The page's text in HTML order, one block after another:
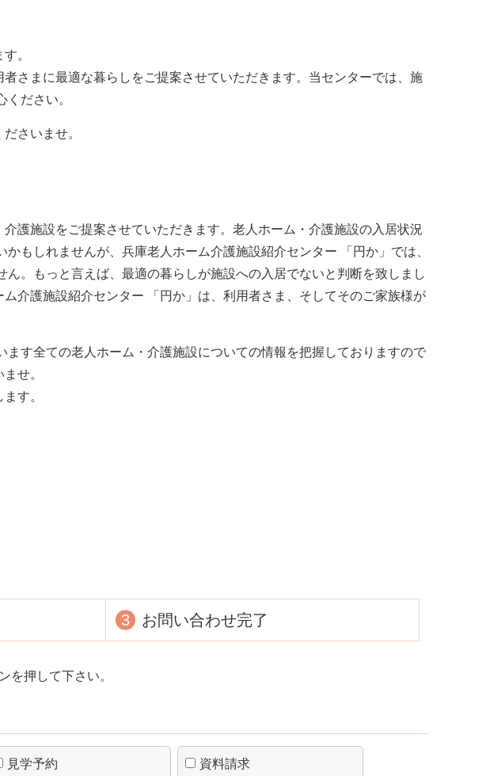
。
さまに最適な暮らしをご提案させていただきます。当センターでは、施
ください。
さいませ。
護施設をご提案させていただきます。老人ホーム・介護施設の入居状況
もしれませんが、兵庫老人ホーム介護施設紹介センター 「円か」では、
。もっと言えば、最適の暮らしが施設への入居でないと判断を致しまし
介護施設紹介センター 「円か」は、利用者さま、そしてそのご家族様が
す全ての老人ホーム・介護施設についての情報を把握しておりますので
せ。
す。
3 お問い合わせ完了
を押して下さい。
見学予約 資料請求